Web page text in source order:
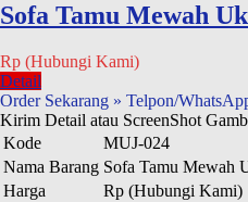
Sofa Tamu Mewah
Rp (Hubungi Kami)
Detail
Order Sekarang » Telpon/
Kirim Detail atau ScreenShot
Kode
MUJ-024
Nama Barang Sofa Tamu Mewah
Harga
Rp (Hubungi Kami)